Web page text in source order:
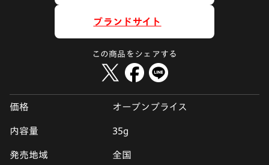
ブランドサイト
この商品をシェアする
価格 オープンプライス
内容量 35g
発売地域 全国